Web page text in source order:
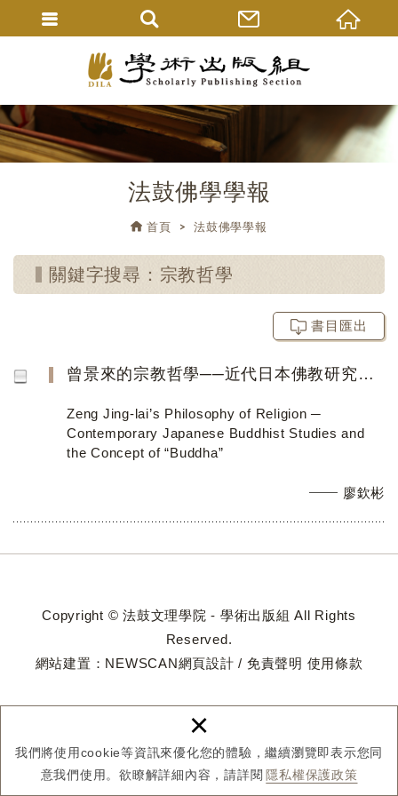
我們將使用cookie等資訊來優化您的體驗，繼續瀏覽即表示您同
意我們使用。欲瞭解詳細內容，請詳閱 隱私權保護政策
×
法鼓佛學學報
首頁 法鼓佛學學報
關鍵字搜尋：宗教哲學
書目匯出
曾景來的宗教哲學──近代日本佛教研究與佛陀觀
Zeng Jing-lai’s Philosophy of Religion ─
Contemporary Japanese Buddhist Studies and
the Concept of “Buddha”
廖欽彬
Copyright © 法鼓文理學院 - 學術出版組 All Rights
Reserved.
網站建置： NEWSCAN網頁設計 / 免責聲明 使用條款